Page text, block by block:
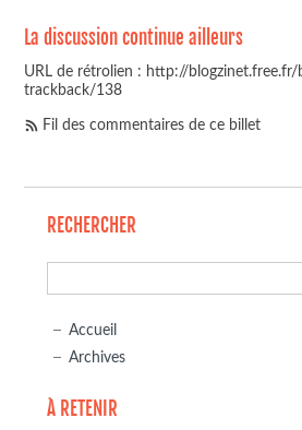
La discussion continue ailleurs
URL de rétrolien : http://blogzinet.free.fr/
trackback/138
Fil des commentaires de ce billet
RECHERCHER
Accueil
Archives
À RETENIR